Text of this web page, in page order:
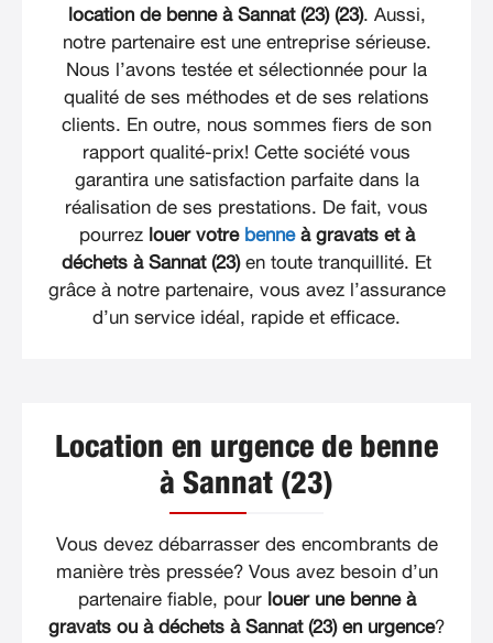
location de benne à Sannat (23) (23). Aussi,
notre partenaire est une entreprise sérieuse.
Nous l’avons testée et sélectionnée pour la
qualité de ses méthodes et de ses relations
clients. En outre, nous sommes fiers de son
rapport qualité-prix! Cette société vous
garantira une satisfaction parfaite dans la
réalisation de ses prestations. De fait, vous
pourrez louer votre benneà gravats et à
déchets à Sannat (23)en toute tranquillité. Et
grâce à notre partenaire, vous avez l’assurance
d’un service idéal, rapide et efficace.
Location en urgence de benne
à Sannat (23)
Vous devez débarrasser des encombrants de
manière très pressée? Vous avez besoin d’un
partenaire fiable, pour louer une benne à
gravats ou à déchets à Sannat (23) en urgence?